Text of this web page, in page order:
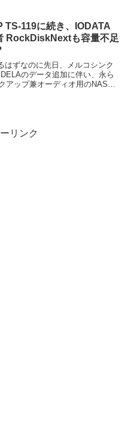
癖をつけておくことも大切です
グに書くこと...
TS-119に続き、IODATA
RockDiskNextも容量不足
はずなのに先日、メルコシンク
のデータ追加に伴い、永ら
アップ兼オーディオ用のNASと
リンク